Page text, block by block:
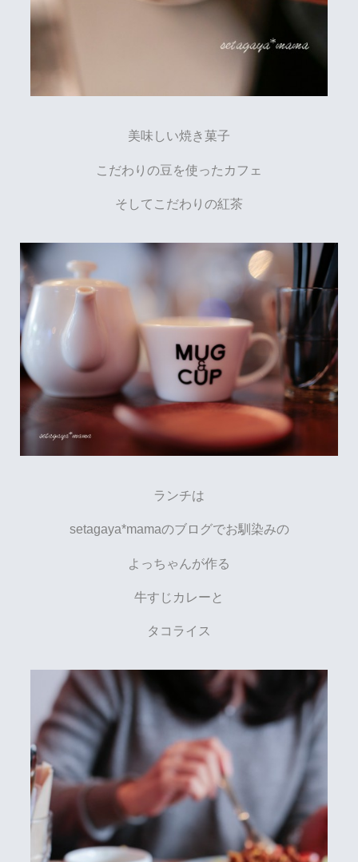
美味しい焼き菓子
こだわりの豆を使ったカフェ
そしてこだわりの紅茶
ランチは
setagaya*mamaのブログでお馴染みの
よっちゃんが作る
牛すじカレーと
タコライス